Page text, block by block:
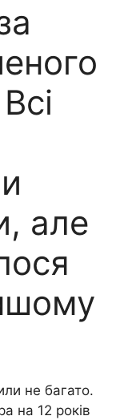
але
не багато.
на 12 років